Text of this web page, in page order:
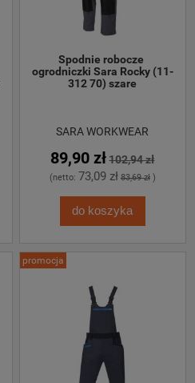
Spodnie robocze
ogrodniczki Sara Rocky (11-
312 70) szare
SARA WORKWEAR
89,90 zł 102,94 zł
(netto: 73,09 zł 83,69 zł)
do koszyka
promocja